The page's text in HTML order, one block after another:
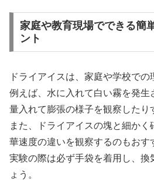
家庭や教育現場でできる簡
ント
ドライアイスは、家庭や学校での
例えば、水に入れて白い霧を発生
量入れて膨張の様子を観察したり
また、ドライアイスの塊と細か
華速度の違いを観察するのもおす
実験の際は必ず手袋を着用し、換
ょう。